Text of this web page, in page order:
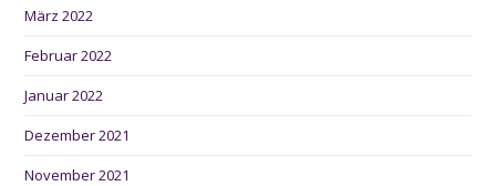
März 2022
Februar 2022
Januar 2022
Dezember 2021
November 2021